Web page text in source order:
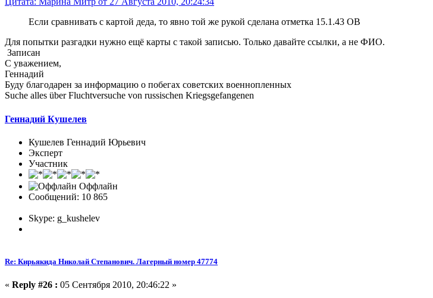
Если сравнивать с картой деда, то явно той же рукой сделана отметка 15.1.43 ОВ
Для попытки разгадки нужно ещё карты с такой записью. Только давайте ссылки, а не ФИО.
Записан
С уважением,
Геннадий
Буду благодарен за информацию о побегах советских военнопленных
Suche alles über Fluchtversuche von russischen Kriegsgefangenen
Геннадий Кушелев
Кушелев Геннадий Юрьевич
Эксперт
Участник
Оффлайн
Сообщений: 10 865
Skype: g_kushelev
Re: Кирьякида Николай Степанович. Лагерный номер 47774
« Reply #26 : 05 Сентября 2010, 20:46:22 »